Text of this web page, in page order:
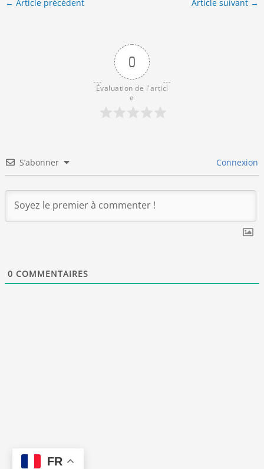
← Article précédent Article suivant →
0
Évaluation de l'articl
e
S’abonner Connexion
0 COMMENTAIRES
FR